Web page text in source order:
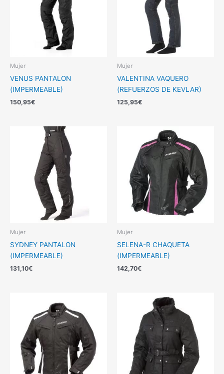
Mujer
VENUS PANTALON
(IMPERMEABLE)
150,95€
Mujer
VALENTINA VAQUERO
(REFUERZOS DE KEVLAR)
125,95€
Mujer
SYDNEY PANTALON
(IMPERMEABLE)
131,10€
Mujer
SELENA-R CHAQUETA
(IMPERMEABLE)
142,70€